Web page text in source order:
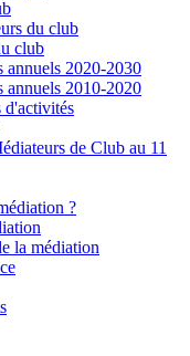
du club
club
annuels 2020-2030
annuels 2010-2020
d'activités
?
la médiation